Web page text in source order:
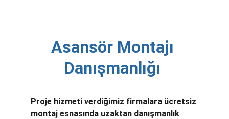
Asansör Montajı
Danışmanlığı
Proje hizmeti verdiğimiz firmalara ücretsiz
montaj esnasında uzaktan danışmanlık